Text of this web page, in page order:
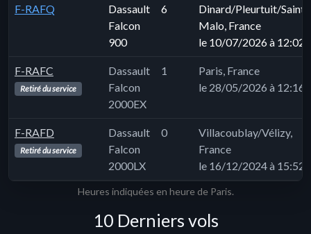
F-RAFQ
Dassault
Falcon
900
6
Dinard/Pleurtuit/Saint-
Malo, France
le 10/07/2026 à 12:02
F-RAFC
Retiré du service
Dassault
Falcon
2000EX
1
Paris, France
le 28/05/2026 à 12:16
F-RAFD
Retiré du service
Dassault
Falcon
2000LX
0
Villacoublay/Vélizy,
France
le 16/12/2024 à 15:52
Heures indiquées en heure de Paris.
10 Derniers vols